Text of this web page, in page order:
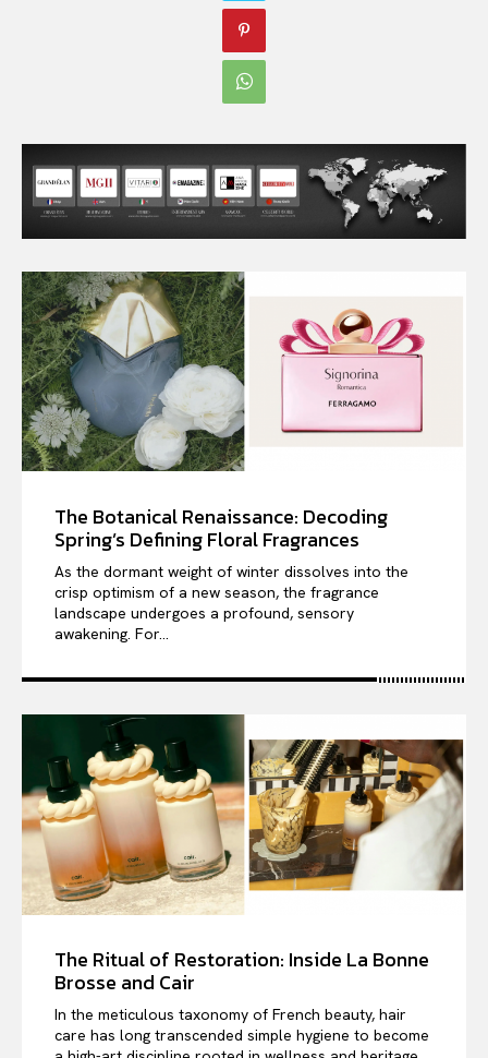
The Botanical Renaissance: Decoding
Spring’s Defining Floral Fragrances
As the dormant weight of winter dissolves into the
crisp optimism of a new season, the fragrance
landscape undergoes a profound, sensory
awakening. For...
The Ritual of Restoration: Inside La Bonne
Brosse and Cair
In the meticulous taxonomy of French beauty, hair
care has long transcended simple hygiene to become